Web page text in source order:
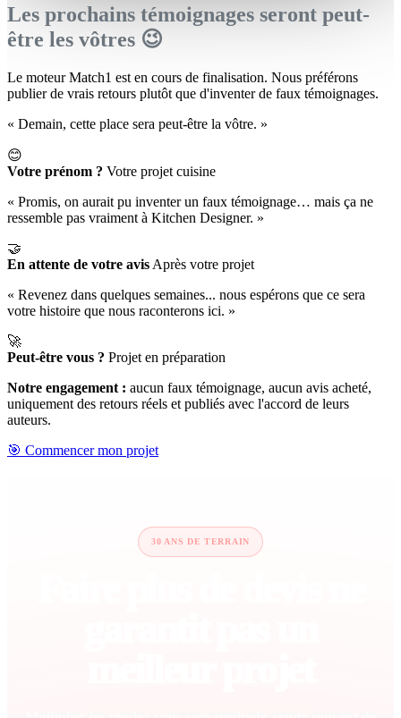
Les prochains témoignages seront peut-
être les vôtres 😉
Le moteur Match1 est en cours de finalisation. Nous préférons
publier de vrais retours plutôt que d'inventer de faux témoignages.
« Demain, cette place sera peut-être la vôtre. »
😊
Votre prénom ? Votre projet cuisine
« Promis, on aurait pu inventer un faux témoignage… mais ça ne
ressemble pas vraiment à Kitchen Designer. »
🤝
En attente de votre avis Après votre projet
« Revenez dans quelques semaines... nous espérons que ce sera
votre histoire que nous raconterons ici. »
🚀
Peut-être vous ? Projet en préparation
Notre engagement : aucun faux témoignage, aucun avis acheté,
uniquement des retours réels et publiés avec l'accord de leurs
auteurs.
🎯 Commencer mon projet
30 ANS DE TERRAIN